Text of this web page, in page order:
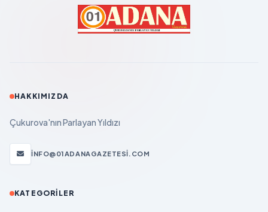
HAKKIMIZDA
Çukurova'nın Parlayan Yıldızı
INFO@01ADANAGAZETESI.COM
KATEGORILER